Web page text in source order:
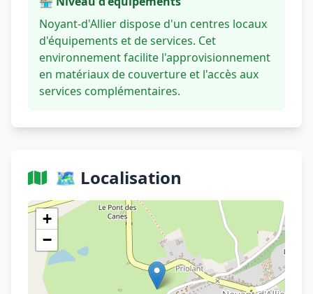
Noyant-d'Allier dispose d'un centres locaux
d'équipements et de services. Cet
environnement facilite l'approvisionnement
en matériaux de couverture et l'accès aux
services complémentaires.
🗺️ Localisation
+
−
Voir sur OpenStreetMap